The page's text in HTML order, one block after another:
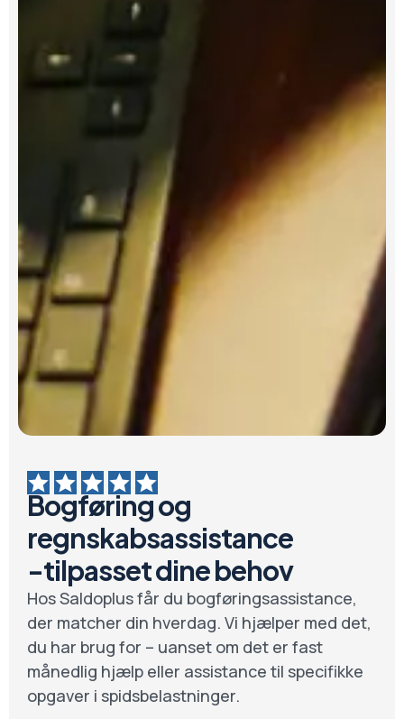
Bogføring og
regnskabsassistance
-tilpasset dine behov
Hos Saldoplus får du bogføringsassistance,
der matcher din hverdag. Vi hjælper med det,
du har brug for – uanset om det er fast
månedlig hjælp eller assistance til specifikke
opgaver i spidsbelastninger.